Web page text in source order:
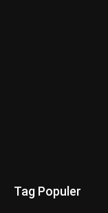
Tag Populer